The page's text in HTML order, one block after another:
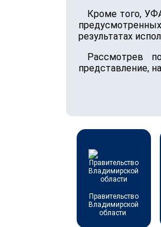
Кроме того,
результатах
Рассмотрев
представление,
Правительство
Владимирской
области